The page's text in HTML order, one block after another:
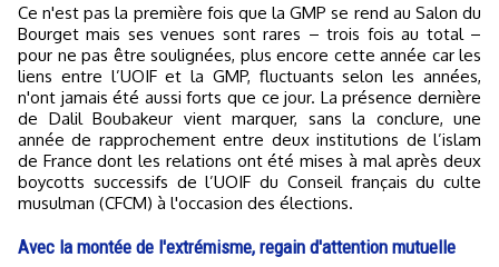
Ce n'est pas la première fois que la GMP se rend au Salon du
Bourget mais ses venues sont rares – trois fois au total –
pour ne pas être soulignées, plus encore cette année car les
liens entre l’UOIF et la GMP, fluctuants selon les années,
n'ont jamais été aussi forts que ce jour. La présence dernière
de Dalil Boubakeur vient marquer, sans la conclure, une
année de rapprochement entre deux institutions de l’islam
de France dont les relations ont été mises à mal après deux
boycotts successifs de l’UOIF du Conseil français du culte
musulman (CFCM) à l'occasion des élections.
Avec la montée de l'extrémisme, regain d'attention mutuelle